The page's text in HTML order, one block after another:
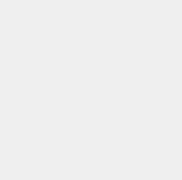
adet pay ve
başlattığını
yaklaşık